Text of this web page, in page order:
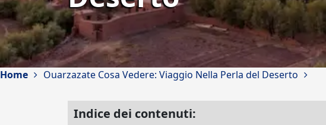
Home Ouarzazate Cosa Vedere: Viaggio Nella Perla del Deserto
Indice dei contenuti: